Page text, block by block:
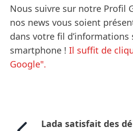
Nous suivre sur notre Profil
nos news vous soient
dans votre fil d’informations
smartphone ! Il suffit de
Google".
Lada satisfait des